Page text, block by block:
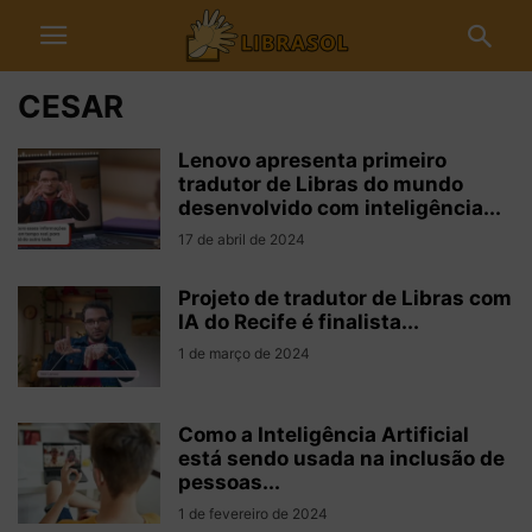
CESAR
Lenovo apresenta primeiro
tradutor de Libras do mundo
desenvolvido com inteligência...
17 de abril de 2024
Projeto de tradutor de Libras com
IA do Recife é finalista...
1 de março de 2024
Como a Inteligência Artificial
está sendo usada na inclusão de
pessoas...
1 de fevereiro de 2024